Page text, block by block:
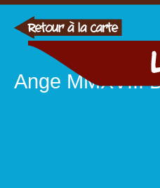
Ange MMXVIII